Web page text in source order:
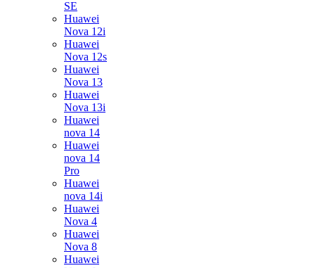
SE
Huawei
Nova 12i
Huawei
Nova 12s
Huawei
Nova 13
Huawei
Nova 13i
Huawei
nova 14
Huawei
nova 14
Pro
Huawei
nova 14i
Huawei
Nova 4
Huawei
Nova 8
Huawei